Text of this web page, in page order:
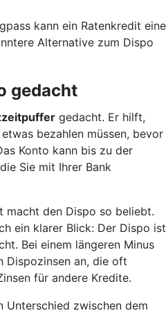
kann ein Ratenkredit eine
Alternative zum Dispo
gedacht
gedacht. Er hilft,
bezahlen müssen, bevor
Konto kann bis zu der
Sie mit Ihrer Bank
macht den Dispo so beliebt.
ein klarer Blick: Der Dispo ist
Bei einem längeren Minus
Dispozinsen an, die oft
für andere Kredite.
Unterschied zwischen dem